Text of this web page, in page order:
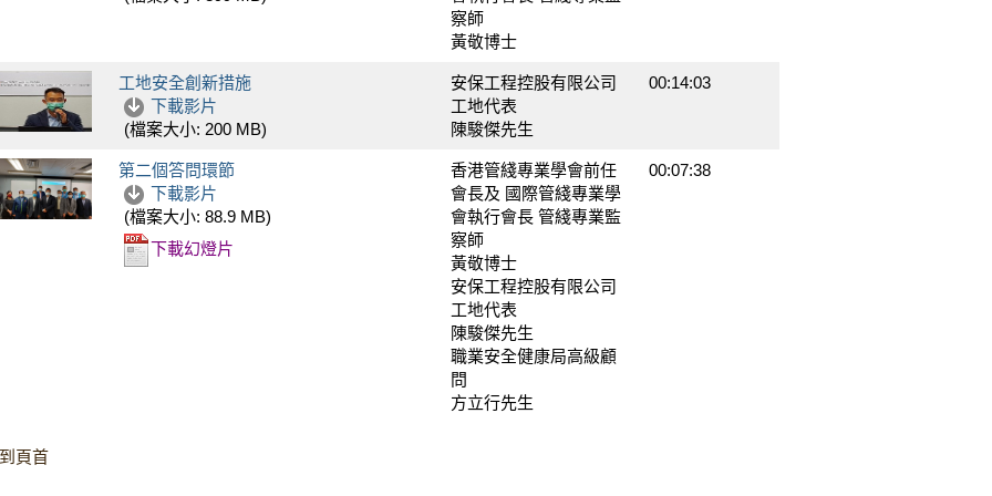
察師
黃敬博士
工地安全創新措施
安保工程控股有限公司
工地代表
陳駿傑先生
00:14:03
下載影片
(檔案大小: 200 MB)
第二個答問環節
香港管綫專業學會前任
會長及 國際管綫專業學
會執行會長 管綫專業監
察師
黃敬博士
安保工程控股有限公司
工地代表
陳駿傑先生
職業安全健康局高級顧
問
方立行先生
00:07:38
下載影片
(檔案大小:88.9 MB)
下載幻燈片
頁首